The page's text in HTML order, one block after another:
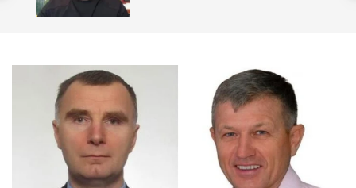
г
о
р
е
м
у